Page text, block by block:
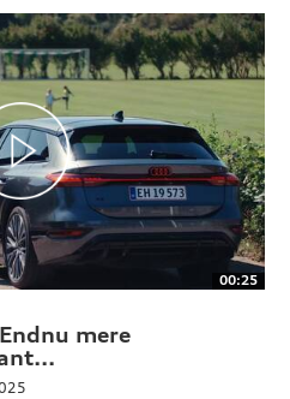
00:25
mere